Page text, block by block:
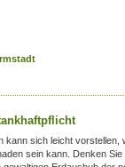
kann sich leicht
sein kann. Denken